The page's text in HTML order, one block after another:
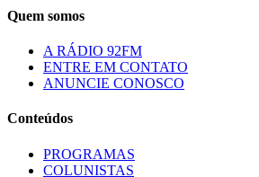
Quem somos
A RÁDIO 92FM
ENTRE EM CONTATO
ANUNCIE CONOSCO
Conteúdos
PROGRAMAS
COLUNISTAS